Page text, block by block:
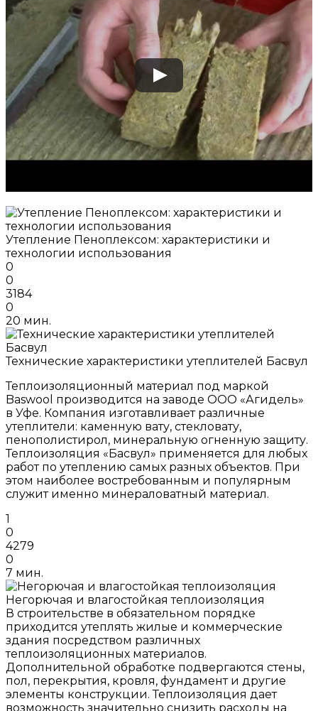
Утепление Пеноплексом: характеристики и
технологии использования
0
0
3184
0
20 мин.
Технические характеристики утеплителей Басвул
Теплоизоляционный материал под маркой
Baswool производится на заводе ООО «Агидель»
в Уфе. Компания изготавливает различные
утеплители: каменную вату, стекловату,
пенополистирол, минеральную огненную защиту.
Теплоизоляция «Басвул» применяется для любых
работ по утеплению самых разных объектов. При
этом наиболее востребованным и популярным
служит именно минераловатный материал.
1
0
4279
0
7 мин.
Негорючая и влагостойкая теплоизоляция
В строительстве в обязательном порядке
приходится утеплять жилые и коммерческие
здания посредством различных
теплоизоляционных материалов.
Дополнительной обработке подвергаются стены,
пол, перекрытия, кровля, фундамент и другие
элементы конструкции. Теплоизоляция дает
возможность значительно снизить расходы на